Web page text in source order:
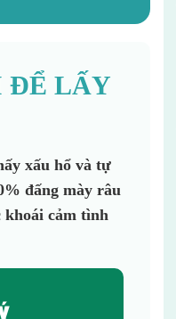
ĐỂ LẤY
xấu hổ và tự
đấng mày râu
cảm tình